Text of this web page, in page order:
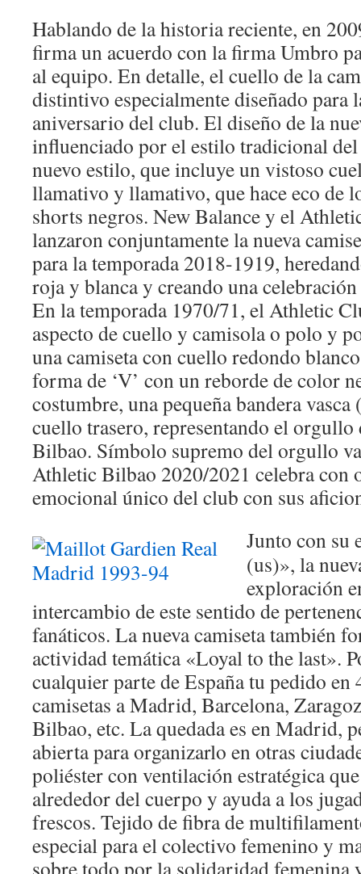
Hablando de la historia reciente, en
firma un acuerdo con la firma Umbro
al equipo. En detalle, el cuello de la
distintivo especialmente diseñado para
aniversario del club. El diseño de la
influenciado por el estilo tradicional
nuevo estilo, que incluye un vistoso
llamativo y llamativo, que hace eco de
shorts negros. New Balance y el
lanzaron conjuntamente la nueva
para la temporada 2018-1919,
roja y blanca y creando una
En la temporada 1970/71, el Athletic
aspecto de cuello y camisola o polo y
una camiseta con cuello redondo
forma de ‘V’ con un reborde de color
costumbre, una pequeña bandera
cuello trasero, representando el
Bilbao. Símbolo supremo del orgullo
Athletic Bilbao 2020/2021 celebra
emocional único del club con sus
Junto con su
(us)», la
exploración
intercambio de este sentido de
fanáticos. La nueva camiseta también
actividad temática «Loyal to the last».
cualquier parte de España tu pedido en
camisetas a Madrid, Barcelona,
Bilbao, etc. La quedada es en Madrid,
abierta para organizarlo en otras
poliéster con ventilación estratégica
alrededor del cuerpo y ayuda a los
frescos. Tejido de fibra de
especial para el colectivo femenino y
sobre todo por la solidaridad femenina